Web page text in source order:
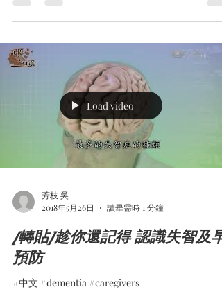
Load video
芳枝 吳
2018年5月26日
讀畢需時 1 分鐘
[轉貼]趁你還記得 認識失智及早
預防
#中文 #dementia #caregivers